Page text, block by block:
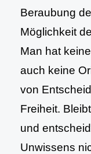
Beraubung
Möglichkeit
Man hat
auch keine
von
Freiheit.
und
Unwissens